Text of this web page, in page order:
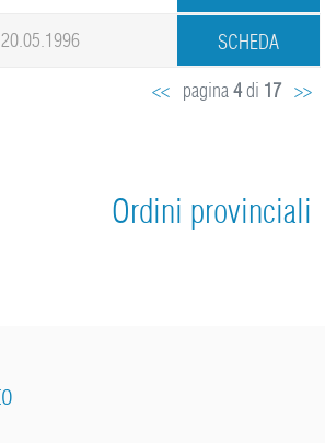
20.05.1996
<< pagina4di 17 >>
Ordini provinciali